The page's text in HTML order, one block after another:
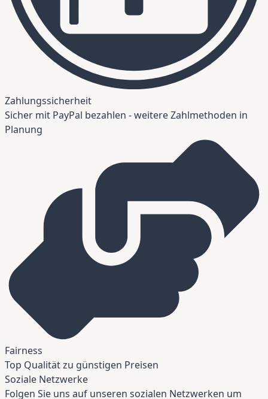
Zahlungssicherheit
Sicher mit PayPal bezahlen - weitere Zahlmethoden in
Planung
Fairness
Top Qualität zu günstigen Preisen
Soziale Netzwerke
Folgen Sie uns auf unseren sozialen Netzwerken um